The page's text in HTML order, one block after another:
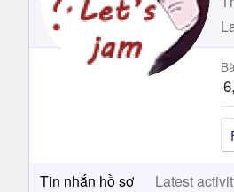
Tin nhắn hồ sơ Latest